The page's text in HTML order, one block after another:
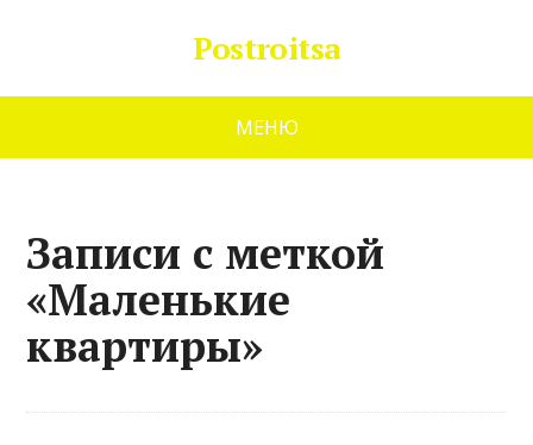
Postroitsa
МЕНЮ
Записи с меткой
«Маленькие
квартиры»